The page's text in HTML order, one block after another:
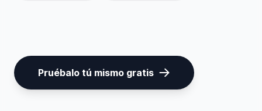
Pruébalo tú mismo gratis